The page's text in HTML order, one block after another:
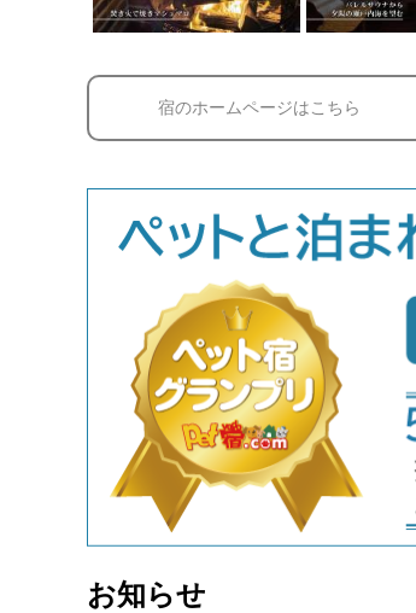
宿のホームページはこちら
お知らせ